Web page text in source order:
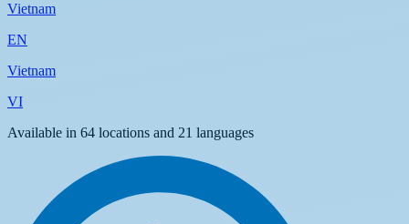
Vietnam
EN
Vietnam
VI
Available in 64 locations and 21 languages